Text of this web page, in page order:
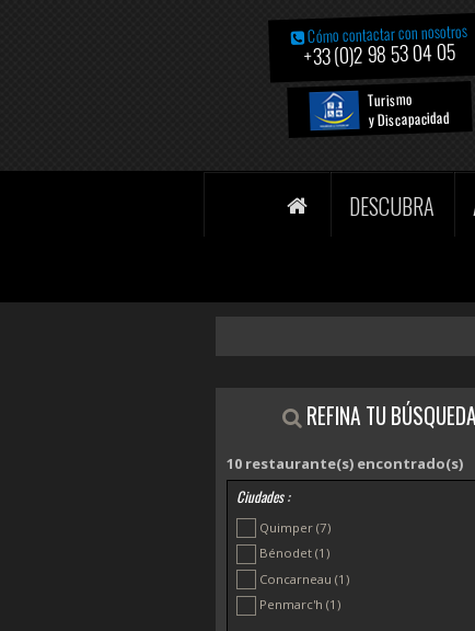
Cómo contactar con nosotros
+33 (0)2 98 53 04 05
Turismo
y Discapacidad
DESCUBRA
REFINA TU BÚSQUEDA
10restaurante(s) encontrado(s)
Ciudades :
Quimper (7)
Bénodet (1)
Concarneau (1)
Penmarc'h (1)